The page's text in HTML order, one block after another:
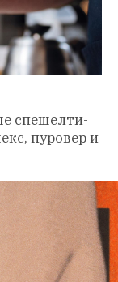
спешелти-
пуровер и